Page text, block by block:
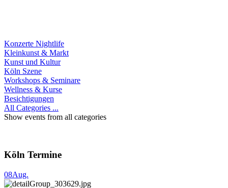
Konzerte Nightlife
Kleinkunst & Markt
Kunst und Kultur
Köln Szene
Workshops & Seminare
Wellness & Kurse
Besichtigungen
All Categories ...
Show events from all categories
Köln Termine
08Aug.